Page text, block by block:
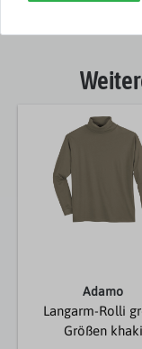
Adamo
Langarm-Rolli
Größen khaki